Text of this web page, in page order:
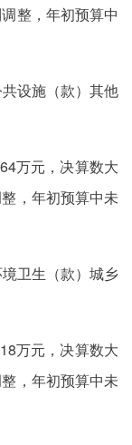
整，年初预算中
设施（款）其他
万元，决算数大
，年初预算中未
卫生（款）城乡
万元，决算数大
，年初预算中未